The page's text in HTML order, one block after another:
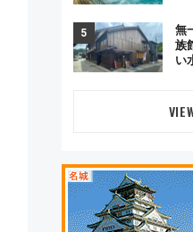
路
無
族
い
第